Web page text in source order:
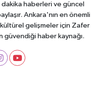
haberleri ve güncel
Ankara'nın en önemli
gelişmeler için Zafer
haber kaynağı.